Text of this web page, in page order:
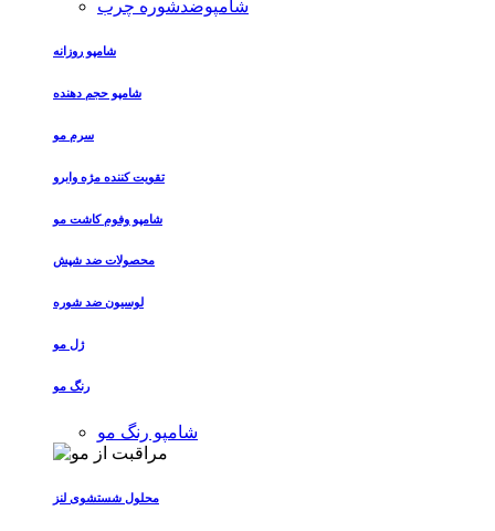
شامپوضدشوره چرب
شامپو روزانه
شامپو حجم دهنده
سرم مو
تقویت کننده مژه وابرو
شامپو وفوم کاشت مو
محصولات ضد شپش
لوسیون ضد شوره
ژل مو
رنگ مو
شامپو رنگ مو
محلول شستشوی لنز